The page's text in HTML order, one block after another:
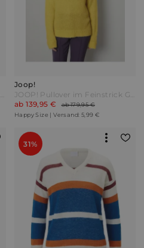
Sara Lindholm Pullover mit eingestricktem Zebra-Muster Rosenholz/Hellorange Pink
Joop!
JOOP! Pullover im Feinstrick Gelb
ab 139,95 €
ab 179,95 €
Happy Size | Versand: 5,99 €
31%